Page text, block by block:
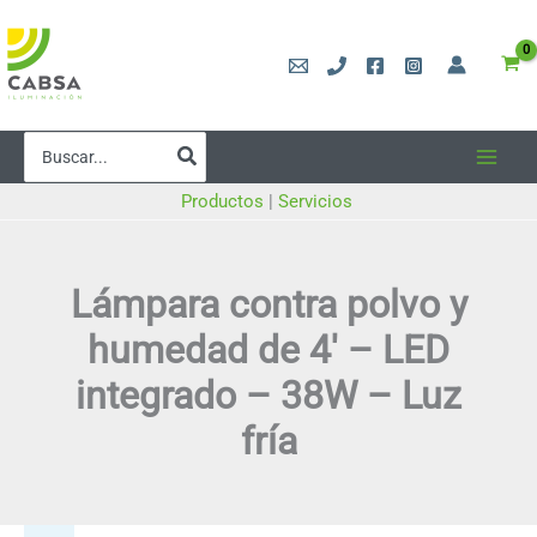
al
contenido
por:
Productos | Servicios
Lámpara contra polvo y
humedad de 4′ – LED
integrado – 38W – Luz
fría